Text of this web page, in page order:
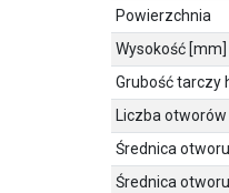
Powierzchnia
Wysokość [mm]
Grubość tarczy
Liczba otworów
Średnica
Średnica